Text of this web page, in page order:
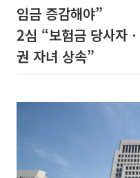
임금 증감해야”
2심 “보험금 당사자
권 자녀 상속”